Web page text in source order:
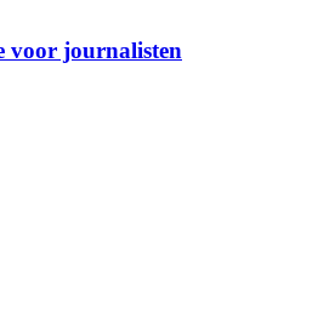
voor journalisten